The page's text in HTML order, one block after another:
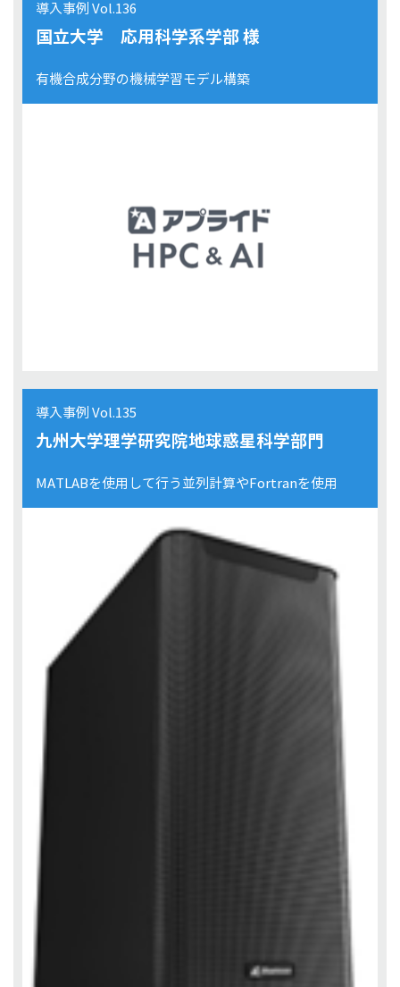
導入事例 Vol.136
国立大学 応用科学系学部 様
有機合成分野の機械学習モデル構築
導入事例 Vol.135
九州大学理学研究院地球惑星科学部門
MATLABを使用して行う並列計算やFortranを使用